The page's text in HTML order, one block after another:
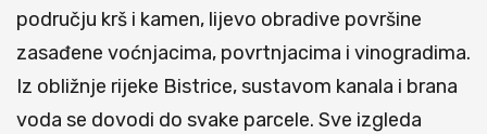
području krš i kamen, lijevo obradive površine
zasađene voćnjacima, povrtnjacima i vinogradima.
Iz obližnje rijeke Bistrice, sustavom kanala i brana
voda se dovodi do svake parcele. Sve izgleda